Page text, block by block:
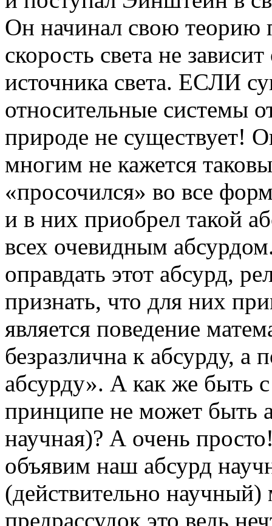
Он начинал свою
скорость света не
источника света. ЕСЛИ
относительные системы
природе не существует!
многим не кажется
«просочился» во все
и в них приобрел такой
всех очевидным
оправдать этот абсурд,
признать, что для них
является поведение
безразлична к абсурду, а
абсурду». А как же быть
принципе не может быть
научная)? А очень
объявим наш абсурд
(действительно
предрассудок это ведь